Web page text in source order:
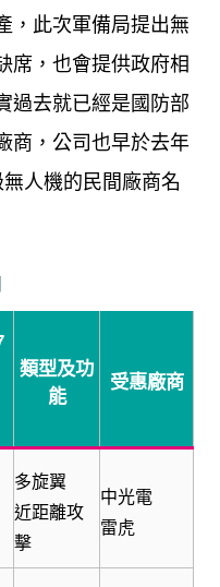
，此次軍備局提出無
席，也會提供政府相
過去就已經是國防部
商，公司也早於去年
人機的民間廠商名
類型及功
能
受惠廠商
多旋翼
近距離攻
擊
中光電
雷虎